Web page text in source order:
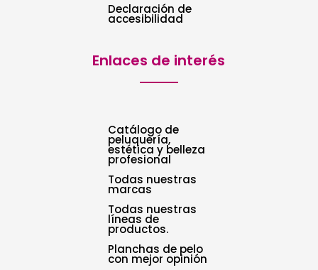
Declaración de
accesibilidad
Enlaces de interés
Catálogo de
peluquería,
estética y belleza
profesional
Todas nuestras
marcas
Todas nuestras
líneas de
productos.
Planchas de pelo
con mejor opinión